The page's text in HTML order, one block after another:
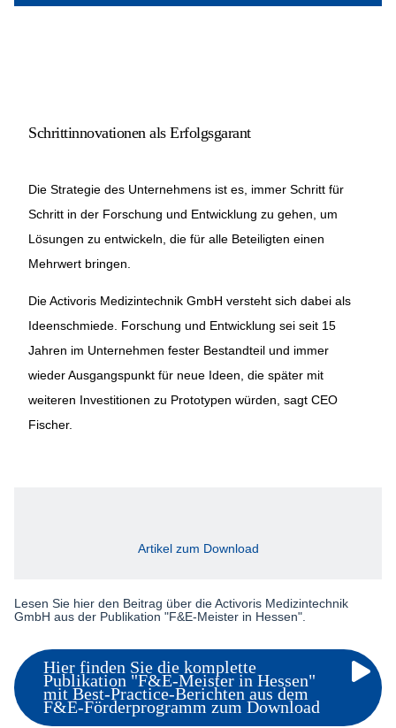
Schrittinnovationen als Erfolgsgarant
Die Strategie des Unternehmens ist es, immer Schritt für
Schritt in der Forschung und Entwicklung zu gehen, um
Lösungen zu entwickeln, die für alle Beteiligten einen
Mehrwert bringen.
Die Activoris Medizintechnik GmbH versteht sich dabei als
Ideenschmiede. Forschung und Entwicklung sei seit 15
Jahren im Unternehmen fester Bestandteil und immer
wieder Ausgangspunkt für neue Ideen, die später mit
weiteren Investitionen zu Prototypen würden, sagt CEO
Fischer.
Artikel zum Download
Lesen Sie hier den Beitrag über die Activoris Medizintechnik
GmbH aus der Publikation "F&E-Meister in Hessen".
Hier finden Sie die komplette
Publikation "F&E-Meister in Hessen"
mit Best-Practice-Berichten aus dem
F&E-Förderprogramm zum Download